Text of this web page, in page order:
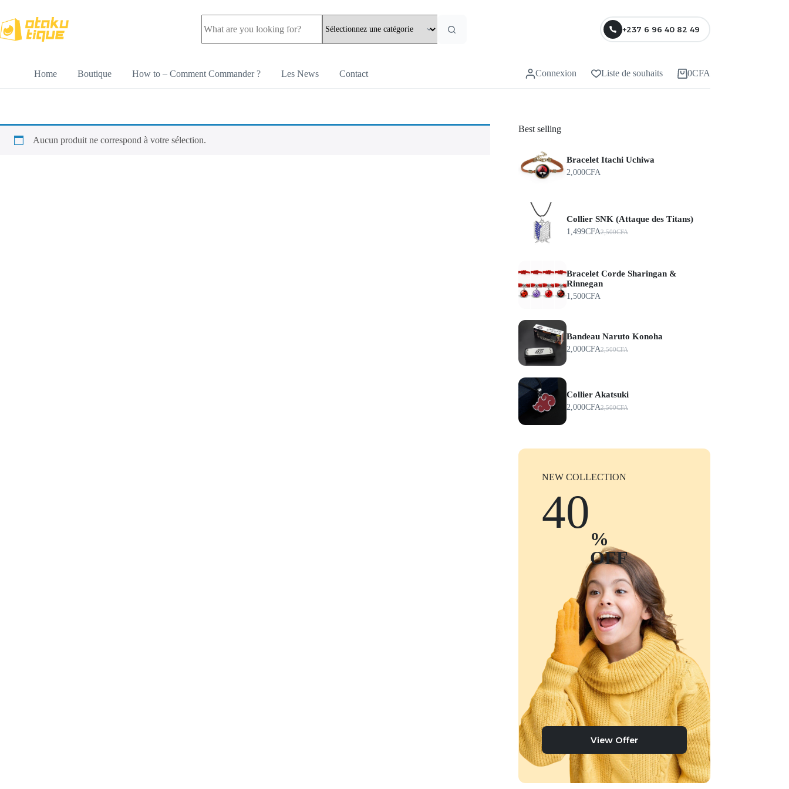
+237 6 96 40 82 49
Home Boutique How to – Comment Commander ? Les News Contact Connexion Liste de souhaits 0CFA
Aucun produit ne correspond à votre sélection.
Best selling
Bracelet Itachi Uchiwa
2,000CFA
Collier SNK (Attaque des Titans)
2,500CFA
1,499CFA
Bracelet Corde Sharingan &
Rinnegan
1,500CFA
Bandeau Naruto Konoha
2,500CFA
2,000CFA
Collier Akatsuki
2,500CFA
2,000CFA
NEW COLLECTION
40
%
OFF
View Offer